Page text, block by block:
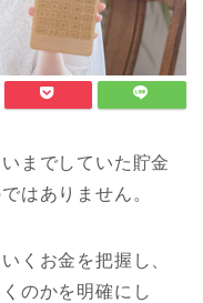
までしていた貯金
はありません。
くお金を把握し、
のかを明確にし